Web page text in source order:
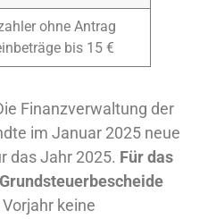
ohne Antrag
bis 15 €
Finanzverwaltung der
im Januar 2025 neue
das Jahr 2025. Für das
keine